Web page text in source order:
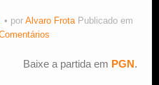
por Alvaro Frota Publicado em
Baixe a partida em PGN.